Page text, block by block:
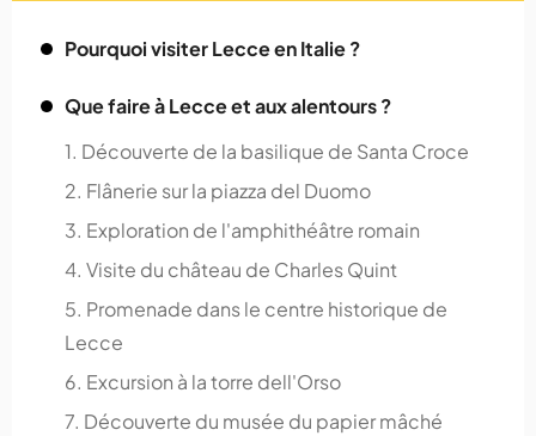
Pourquoi visiter Lecce en Italie ?
Que faire à Lecce et aux alentours ?
1. Découverte de la basilique de Santa Croce
2. Flânerie sur la piazza del Duomo
3. Exploration de l'amphithéâtre romain
4. Visite du château de Charles Quint
5. Promenade dans le centre historique de
Lecce
6. Excursion à la torre dell'Orso
7. Découverte du musée du papier mâché